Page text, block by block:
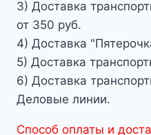
3) Доставка
от 350 руб.
4) Доставка
5) Доставка
6) Доставка
Деловые линии.
Способ оплаты и